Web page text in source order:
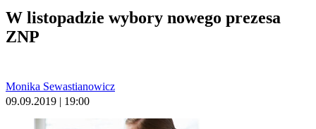
W listopadzie wybory nowego prezesa
ZNP
Monika Sewastianowicz
09.09.2019 | 19:00